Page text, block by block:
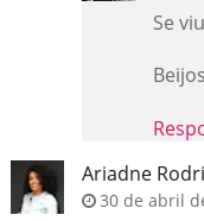
Se
Beijos
Ariadne
30 de abril